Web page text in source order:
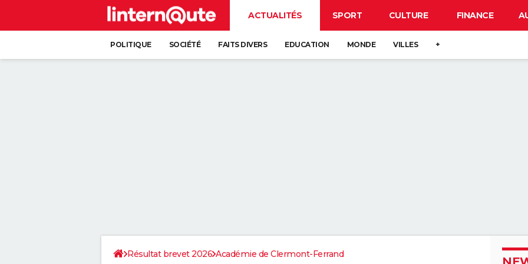
ACTUALITÉS SPORT CULTURE FINANCE
POLITIQUE SOCIÉTÉ FAITS DIVERS EDUCATION MONDE VILLES +
Résultat brevet 2026 Académie de Clermont-Ferrand